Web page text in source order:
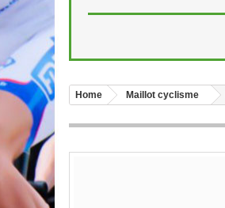
Home Maillot cyclisme